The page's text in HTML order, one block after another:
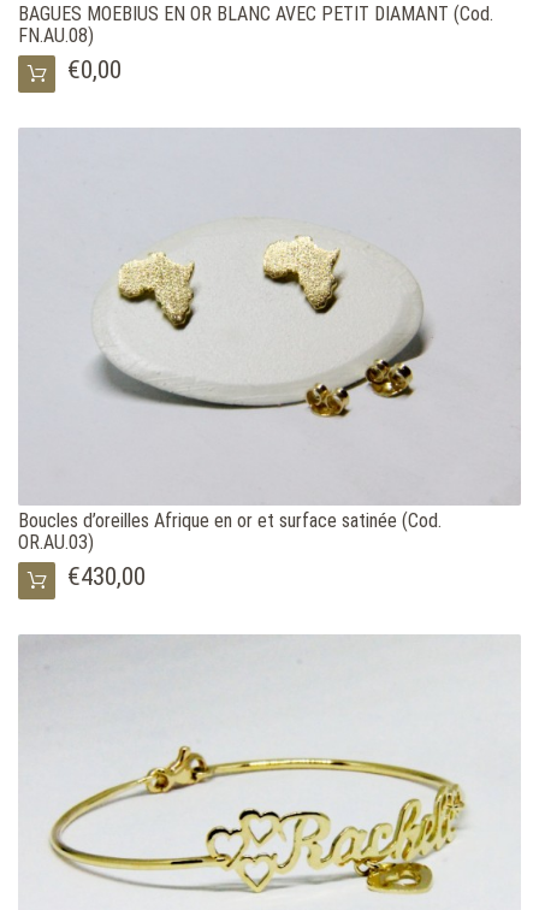
BAGUES MOEBIUS EN OR BLANC AVEC PETIT DIAMANT (Cod.
FN.AU.08)
€0,00
Boucles d’oreilles Afrique en or et surface satinée (Cod.
OR.AU.03)
€430,00